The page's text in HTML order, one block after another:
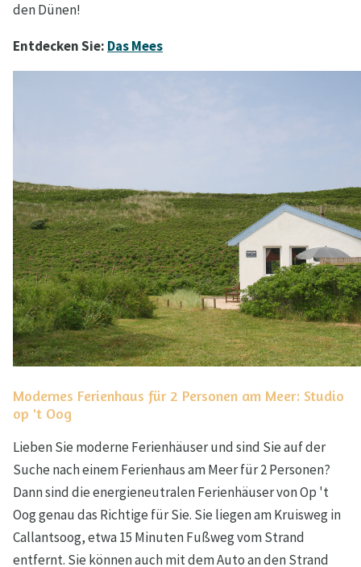
den Dünen!
Entdecken Sie: Das Mees
Modernes Ferienhaus für 2 Personen am Meer: Studio
op 't Oog
Lieben Sie moderne Ferienhäuser und sind Sie auf der
Suche nach einem Ferienhaus am Meer für 2 Personen?
Dann sind die energieneutralen Ferienhäuser von Op 't
Oog genau das Richtige für Sie. Sie liegen am Kruisweg in
Callantsoog, etwa 15 Minuten Fußweg vom Strand
entfernt. Sie können auch mit dem Auto an den Strand